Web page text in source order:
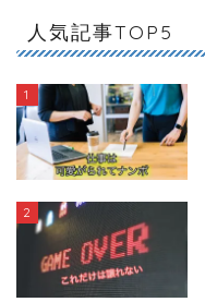
人気記事TOP5
1
2